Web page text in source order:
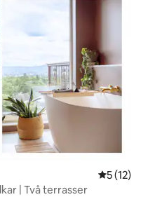
5 av 5 i
5 (12)
| Två terrasser